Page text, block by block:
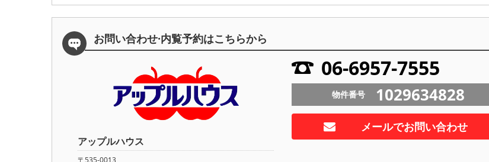
お問い合わせ·内覧予約はこちらから
アップルハウス
〒535-0013
06-6957-7555
物件番号 1029634828
メールでお問い合わせ